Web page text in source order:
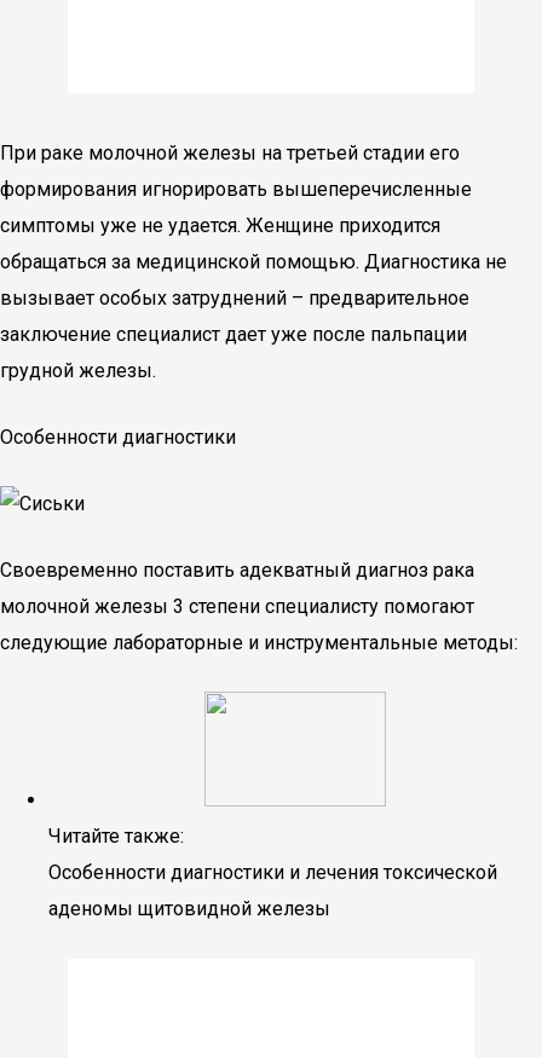
При раке молочной железы на третьей стадии его
формирования игнорировать вышеперечисленные
симптомы уже не удается. Женщине приходится
обращаться за медицинской помощью. Диагностика не
вызывает особых затруднений – предварительное
заключение специалист дает уже после пальпации
грудной железы.
Особенности диагностики
Своевременно поставить адекватный диагноз рака
молочной железы 3 степени специалисту помогают
следующие лабораторные и инструментальные методы:
Читайте также:
Особенности диагностики и лечения токсической
аденомы щитовидной железы